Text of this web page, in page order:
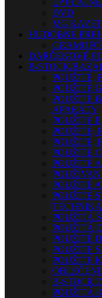
LP
DVD
MG
HUDOBNÉ
DARČEKOVÉ
B-STOCK/
POUŽITÉ,
POUŽITÉ
POUŽITÉ
APARÁTY
POUŽITÉ
POUŽITÉ,
POUŽITÉ,
POUŽITÉ
POUŽITÉ
POUŽITÉ
POUŽITÉ
TECHNIKA
POUŽITÁ
POUŽITÁ
POUŽITÉ
POUŽITÉ
POUŽITÉ
B-STOCK
POUŽITÁ